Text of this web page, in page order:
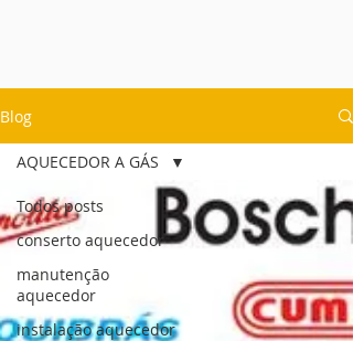
Blog
Todos posts
conserto aquecedor
manutenção
aquecedor
instalação aquecedor
AQUECEDOR A GÁS